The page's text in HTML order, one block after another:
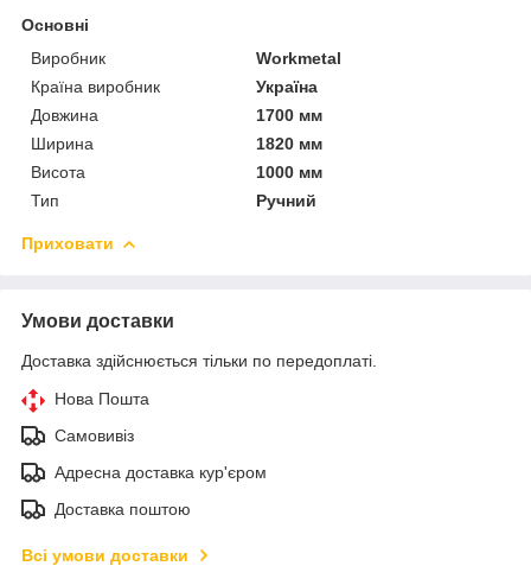
Основні
Виробник
Workmetal
Країна виробник
Україна
Довжина
1700 мм
Ширина
1820 мм
Висота
1000 мм
Тип
Ручний
Приховати
Умови доставки
Доставка здійснюється тільки по передоплаті.
Нова Пошта
Самовивіз
Адресна доставка кур'єром
Доставка поштою
Всі умови доставки